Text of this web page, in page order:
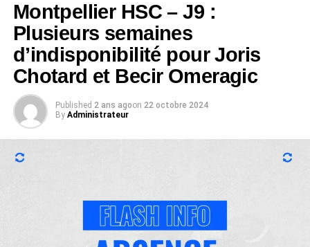
Montpellier HSC – J9 :
Plusieurs semaines
d’indisponibilité pour Joris
Chotard et Becir Omeragic
Published 2 ans agoon 22 octobre 2024
By Administrateur